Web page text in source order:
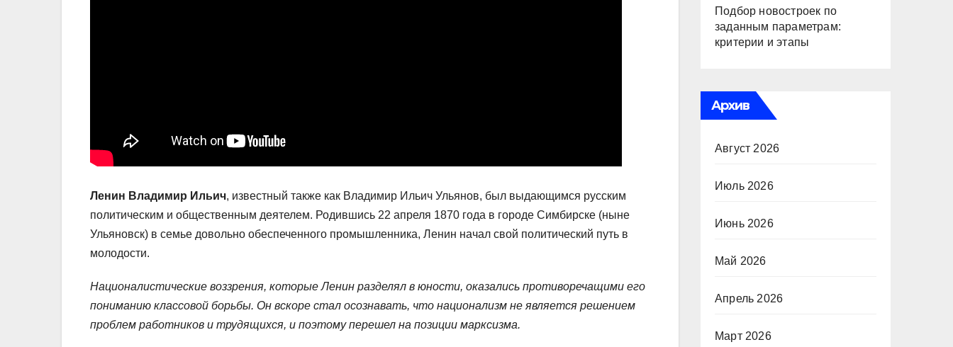
Ленин Владимир Ильич, известный также как Владимир Ильич Ульянов, был выдающимся русским
политическим и общественным деятелем. Родившись 22 апреля 1870 года в городе Симбирске (ныне
Ульяновск) в семье довольно обеспеченного промышленника, Ленин начал свой политический путь в
молодости.
Националистические воззрения, которые Ленин разделял в юности, оказались противоречащими его
пониманию классовой борьбы. Он вскоре стал осознавать, что национализм не является решением
проблем работников и трудящихся, и поэтому перешел на позиции марксизма.
Подбор новостроек по
заданным параметрам:
критерии и этапы
Архив
Август 2026
Июль 2026
Июнь 2026
Май 2026
Апрель 2026
Март 2026